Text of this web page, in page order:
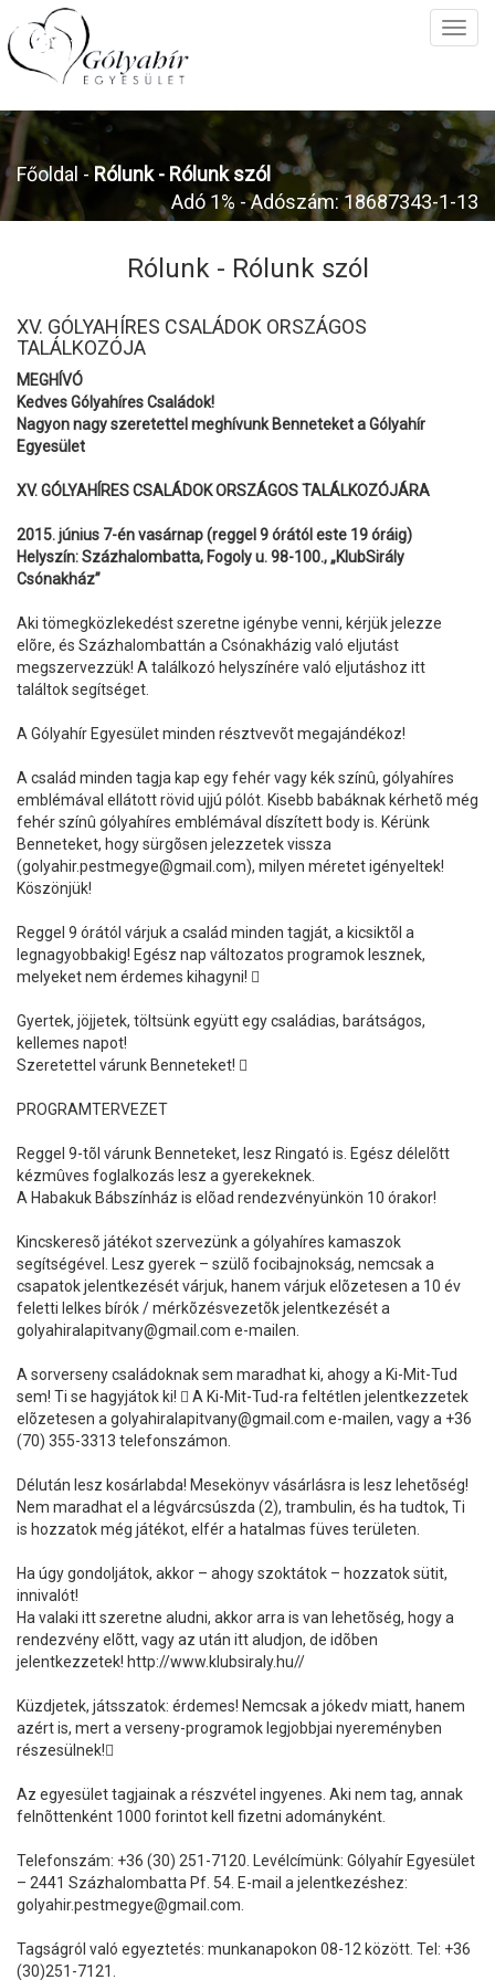
Főoldal -Rólunk - Rólunk szól
Adó 1% - Adószám: 18687343-1-13
Rólunk - Rólunk szól
XV. GÓLYAHÍRES CSALÁDOK ORSZÁGOS
TALÁLKOZÓJA
MEGHÍVÓ
Kedves Gólyahíres Családok!
Nagyon nagy szeretettel meghívunk Benneteket a Gólyahír
Egyesület
XV. GÓLYAHÍRES CSALÁDOK ORSZÁGOS TALÁLKOZÓJÁRA
2015. június 7-én vasárnap (reggel 9 órától este 19 óráig)
Helyszín: Százhalombatta, Fogoly u. 98-100., „KlubSirály
Csónakház”
Aki tömegközlekedést szeretne igénybe venni, kérjük jelezze
elõre, és Százhalombattán a Csónakházig való eljutást
megszervezzük! A találkozó helyszínére való eljutáshoz itt
találtok segítséget.
A Gólyahír Egyesület minden résztvevõt megajándékoz!
A család minden tagja kap egy fehér vagy kék színû, gólyahíres
emblémával ellátott rövid ujjú pólót. Kisebb babáknak kérhetõ még
fehér színû gólyahíres emblémával díszített body is. Kérünk
Benneteket, hogy sürgõsen jelezzetek vissza
(golyahir.pestmegye@gmail.com), milyen méretet igényeltek!
Köszönjük!
Reggel 9 órától várjuk a család minden tagját, a kicsiktõl a
legnagyobbakig! Egész nap változatos programok lesznek,
melyeket nem érdemes kihagyni! 
Gyertek, jöjjetek, töltsünk együtt egy családias, barátságos,
kellemes napot!
Szeretettel várunk Benneteket! 
PROGRAMTERVEZET
Reggel 9-tõl várunk Benneteket, lesz Ringató is. Egész délelõtt
kézmûves foglalkozás lesz a gyerekeknek.
A Habakuk Bábszínház is elõad rendezvényünkön 10 órakor!
Kincskeresõ játékot szervezünk a gólyahíres kamaszok
segítségével. Lesz gyerek – szülõ focibajnokság, nemcsak a
csapatok jelentkezését várjuk, hanem várjuk elõzetesen a 10 év
feletti lelkes bírók / mérkõzésvezetõk jelentkezését a
golyahiralapitvany@gmail.com e-mailen.
A sorverseny családoknak sem maradhat ki, ahogy a Ki-Mit-Tud
sem! Ti se hagyjátok ki!  A Ki-Mit-Tud-ra feltétlen jelentkezzetek
elõzetesen a golyahiralapitvany@gmail.com e-mailen, vagy a +36
(70) 355-3313 telefonszámon.
Délután lesz kosárlabda! Mesekönyv vásárlásra is lesz lehetõség!
Nem maradhat el a légvárcsúszda (2), trambulin, és ha tudtok, Ti
is hozzatok még játékot, elfér a hatalmas füves területen.
Ha úgy gondoljátok, akkor – ahogy szoktátok – hozzatok sütit,
innivalót!
Ha valaki itt szeretne aludni, akkor arra is van lehetõség, hogy a
rendezvény elõtt, vagy az után itt aludjon, de idõben
jelentkezzetek! http://www.klubsiraly.hu//
Küzdjetek, játsszatok: érdemes! Nemcsak a jókedv miatt, hanem
azért is, mert a verseny-programok legjobbjai nyereményben
részesülnek!
Az egyesület tagjainak a részvétel ingyenes. Aki nem tag, annak
felnõttenként 1000 forintot kell fizetni adományként.
Telefonszám: +36 (30) 251-7120. Levélcímünk: Gólyahír Egyesület
– 2441 Százhalombatta Pf. 54. E-mail a jelentkezéshez:
golyahir.pestmegye@gmail.com.
Tagságról való egyeztetés: munkanapokon 08-12 között. Tel: +36
(30)251-7121.